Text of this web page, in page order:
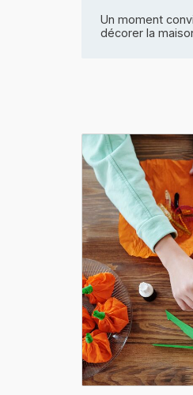
Un moment
décorer la